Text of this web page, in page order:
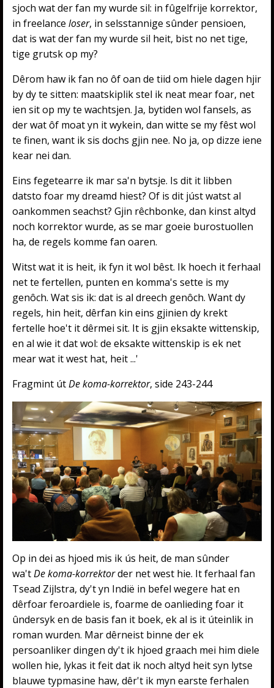
sjoch wat der fan my wurde sil: in fûgelfrije korrektor,
in freelance loser, in selsstannige sûnder pensioen,
dat is wat der fan my wurde sil heit, bist no net tige,
tige grutsk op my?
Dêrom haw ik fan no ôf oan de tiid om hiele dagen hjir
by dy te sitten: maatskiplik stel ik neat mear foar, net
ien sit op my te wachtsjen. Ja, bytiden wol fansels, as
der wat ôf moat yn it wykein, dan witte se my fêst wol
te finen, want ik sis dochs gjin nee. No ja, op dizze iene
kear nei dan.
Eins fegetearre ik mar sa'n bytsje. Is dit it libben
datsto foar my dreamd hiest? Of is dit júst watst al
oankommen seachst? Gjin rêchbonke, dan kinst altyd
noch korrektor wurde, as se mar goeie burostuollen
ha, de regels komme fan oaren.
Witst wat it is heit, ik fyn it wol bêst. Ik hoech it ferhaal
net te fertellen, punten en komma's sette is my
genôch. Wat sis ik: dat is al dreech genôch. Want dy
regels, hin heit, dêrfan kin eins gjinien dy krekt
fertelle hoe't it dêrmei sit. It is gjin eksakte wittenskip,
en al wie it dat wol: de eksakte wittenskip is ek net
mear wat it west hat, heit ...'
Fragmint útDe koma-korrektor, side 243-244
Op in dei as hjoed mis ik ús heit, de man sûnder
wa'tDe koma-korrektorder net west hie. It ferhaal fan
Tsead Zijlstra, dy't yn Indië in befel wegere hat en
dêrfoar feroardiele is, foarme de oanlieding foar it
ûndersyk en de basis fan it boek, ek al is it úteinlik in
roman wurden. Mar dêrneist binne der ek
persoanliker dingen dy't ik hjoed graach mei him diele
wollen hie, lykas it feit dat ik noch altyd heit syn lytse
blauwe typmasine haw, dêr't ik myn earste ferhalen